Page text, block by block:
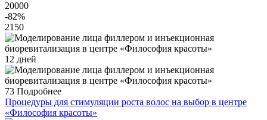
20000
-82%
2150
12 дней
73 Подробнее
Процедуры для стимуляции роста волос на выбор в центре
«Философия красоты»